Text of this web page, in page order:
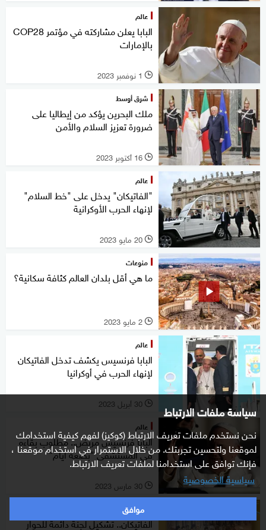
سياسة ملفات الارتباط
نحن نستخدم ملفات تعريف الارتباط (كوكيز) لفهم كيفية استخدامك
لموقعنا ولتحسين تجربتك. من خلال الاستمرار في استخدام موقعنا ،
فإنك توافق على استخدامنا لملفات تعريف الارتباط.
سياسية الخصوصية
موافق
عالم
البابا يعلن مشاركته في مؤتمر COP28
بالإمارات
l 1 نوفمبر 2023
شرق أوسط
ملك البحرين يؤكد من إيطاليا على
ضرورة تعزيز السلام والأمن
l 16 أكتوبر 2023
عالم
"الفاتيكان" يدخل على "خط السلام"
لإنهاء الحرب الأوكرانية
l 20 مايو 2023
منوعات
ما هي أقل بلدان العالم كثافة سكانية؟
l 2 مايو 2023
عالم
البابا فرنسيس يكشف تدخل الفاتيكان
لإنهاء الحرب في أوكرانيا
l 30 أبريل 2023
عالم
البابا فرنسيس مريض.. مطلوب بقاءه
في المستشفى "بضعة أيام"
l 30 مارس 2023
عالم
الفاتيكان.. تشكيل لجنة دائمة للحوار